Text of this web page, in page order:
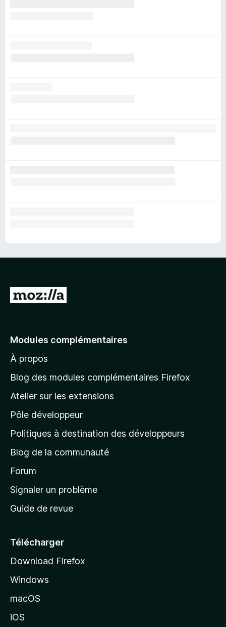
A
e
à
l
p
a
g
d
a
c
e
l
d
o
Modules complémentaires
À propos
Blog des modules complémentaires Firefox
Atelier sur les extensions
Pôle développeur
Politiques à destination des développeurs
Blog de la communauté
Forum
Signaler un problème
Guide de revue
Télécharger
Download Firefox
Windows
macOS
iOS